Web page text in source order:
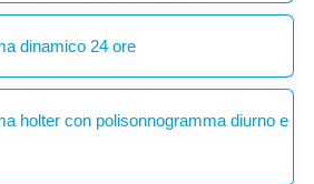
dinamico 24 ore
holter con polisonnogramma diurno e